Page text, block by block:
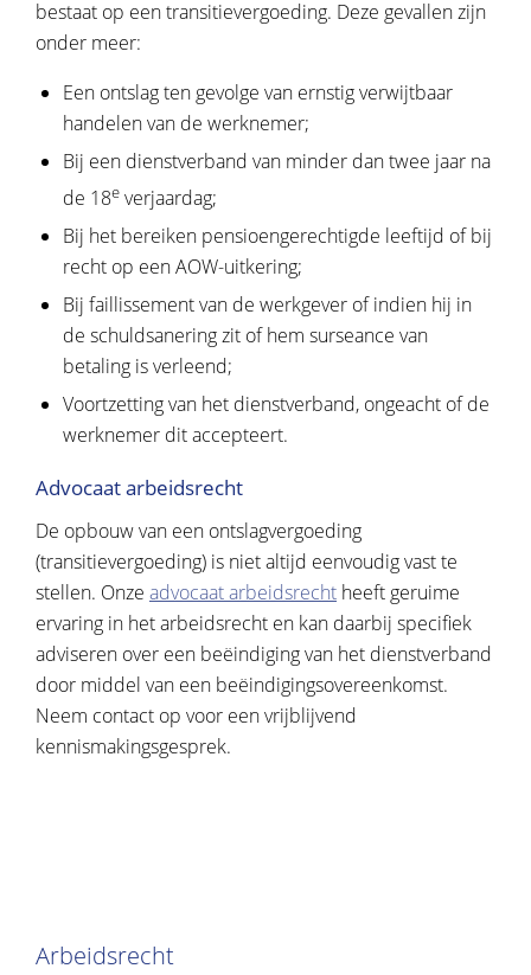
bestaat op een transitievergoeding. Deze gevallen zijn
onder meer:
Een ontslag ten gevolge van ernstig verwijtbaar
handelen van de werknemer;
Bij een dienstverband van minder dan twee jaar na
de 18e verjaardag;
Bij het bereiken pensioengerechtigde leeftijd of bij
recht op een AOW-uitkering;
Bij faillissement van de werkgever of indien hij in
de schuldsanering zit of hem surseance van
betaling is verleend;
Voortzetting van het dienstverband, ongeacht of de
werknemer dit accepteert.
Advocaat arbeidsrecht
De opbouw van een ontslagvergoeding
(transitievergoeding) is niet altijd eenvoudig vast te
stellen. Onze advocaat arbeidsrecht heeft geruime
ervaring in het arbeidsrecht en kan daarbij specifiek
adviseren over een beëindiging van het dienstverband
door middel van een beëindigingsovereenkomst.
Neem contact op voor een vrijblijvend
kennismakingsgesprek.
Arbeidsrecht